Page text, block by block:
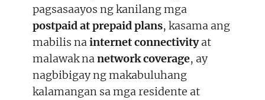
pagsasaayos ng kanilang mga
postpaid at prepaid plans, kasama ang
mabilis nainternet connectivityat
malawak nanetwork coverage, ay
nagbibigay ng makabuluhang
kalamangan sa mga residente at